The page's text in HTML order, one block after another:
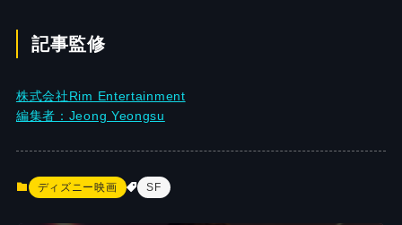
記事監修
株式会社Rim Entertainment
編集者：Jeong Yeongsu
ディズニー映画 SF